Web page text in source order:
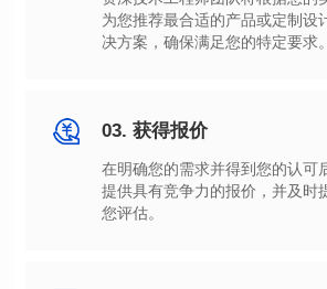
决方案，确保满足您的特定要求。
03. 获得报价
您评估。